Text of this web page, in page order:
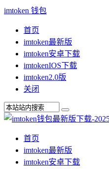
imtoken 钱包
首页
imtoken最新版
imtoken安卓下载
imtokenIOS下载
imtoken2.0版
关闭
首页
imtoken最新版
imtoken安卓下载